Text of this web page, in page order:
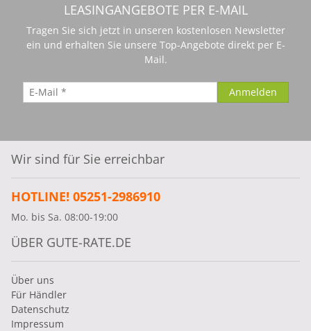
LEASINGANGEBOTE PER E-MAIL
Tragen Sie sich jetzt in unseren kostenlosen Newsletter
ein und erhalten Sie unsere Top-Angebote direkt per E-
Mail.
Wir sind für Sie erreichbar
HOTLINE! 05251-2986910
Mo. bis Sa. 08:00-19:00
ÜBER GUTE-RATE.DE
Über uns
Für Händler
Datenschutz
Impressum